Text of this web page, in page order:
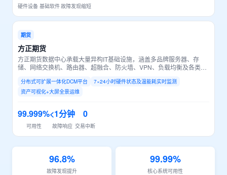
硬件设备 基础软件故障发现缩短
期货
方正期货
方正期货数据中心承载大量异构IT基础设施，涵盖多品牌服务器、存
储、网络交换机、路由器、超融合、防火墙、VPN、负载均衡及各类安
能力弱、人工巡检压力大、资产台账不准、无能耗量化监测等问题。
分布式可扩展一体化DCM平台
7×24小时硬件状态及温能耗实时监测
资产可视化+大屏全景运维
99.999%
可用性
<1分钟
故障响应
0
交易中断
96.8%
故障发现提升
99.99%
核心系统可用性